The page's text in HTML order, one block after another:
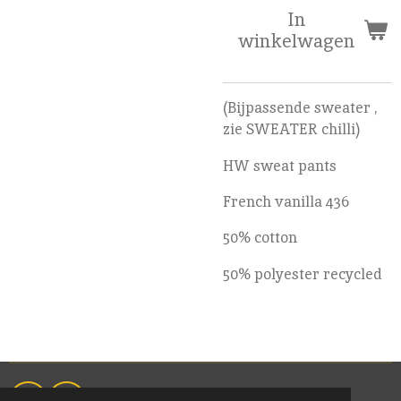
In
winkelwagen
(Bijpassende sweater ,
zie SWEATER chilli)
HW sweat pants
French vanilla 436
50% cotton
50% polyester recycled